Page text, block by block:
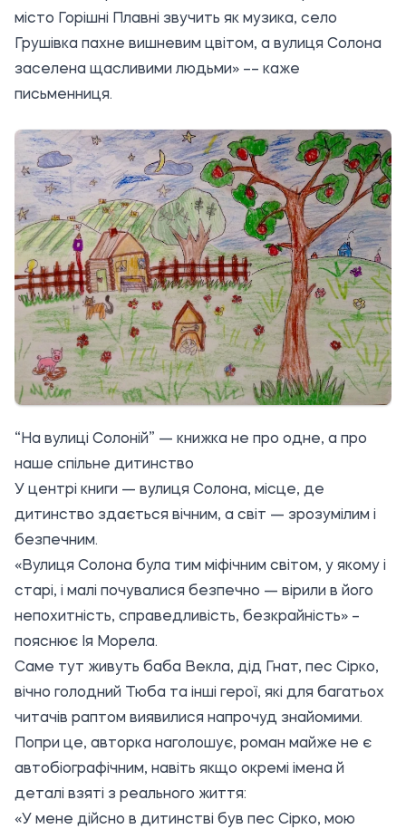
місто Горішні Плавні звучить як музика, село
Грушівка пахне вишневим цвітом, а вулиця Солона
заселена щасливими людьми» –– каже
письменниця.
“На вулиці Солоній” — книжка не про одне, а про
наше спільне дитинство
У центрі книги — вулиця Солона, місце, де
дитинство здається вічним, а світ — зрозумілим і
безпечним.
«Вулиця Солона була тим міфічним світом, у якому і
старі, і малі почувалися безпечно — вірили в його
непохитність, справедливість, безкрайність» –
пояснює Ія Морела.
Саме тут живуть баба Векла, дід Гнат, пес Сірко,
вічно голодний Тюба та інші герої, які для багатьох
читачів раптом виявилися напрочуд знайомими.
Попри це, авторка наголошує, роман майже не є
автобіографічним, навіть якщо окремі імена й
деталі взяті з реального життя:
«У мене дійсно в дитинстві був пес Сірко, мою